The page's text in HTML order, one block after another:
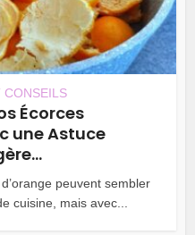
CONSEILS
Écorces
une Astuce
peuvent sembler
cuisine, mais avec...